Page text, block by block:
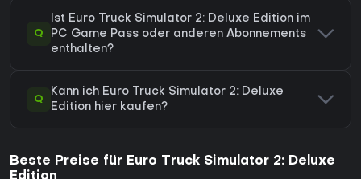
Q
Ist Euro Truck Simulator 2: Deluxe Edition im
PC Game Pass oder anderen Abonnements
enthalten?
Q
Kann ich Euro Truck Simulator 2: Deluxe
Edition hier kaufen?
Beste Preise für Euro Truck Simulator 2: Deluxe